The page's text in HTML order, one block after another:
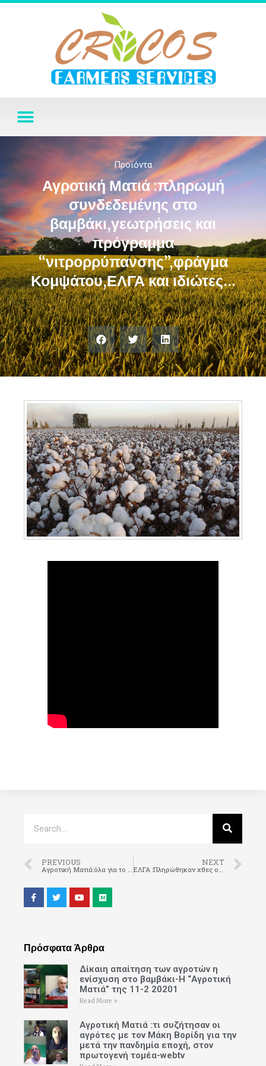
Προϊόντα
Αγροτική Ματιά :πληρωμή
συνδεδεμένης στο
βαμβάκι,γεωτρήσεις και
πρόγραμμα
“νιτρορρύπανσης”,φράγμα
Κομψάτου,ΕΛΓΑ και ιδιώτες…
PREVIOUS NEXT
Πρόσφατα Άρθρα
Δίκαιη απαίτηση των αγροτών η
ενίσχυση στο βαμβάκι-Η “Αγροτική
Ματιά” της 11-2 20201
Read More »
Αγροτική Ματιά :τι συζήτησαν οι
αγρότες με τον Μάκη Βορίδη για την
μετά την πανδημία εποχή, στον
πρωτογενή τομέα-webtv